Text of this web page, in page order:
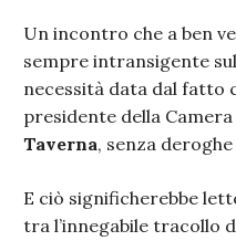
Un incontro che a ben
sempre intransigente
necessità data dal fatto
presidente della Camera
Taverna, senza
E ciò significherebbe
tra l’innegabile tracollo